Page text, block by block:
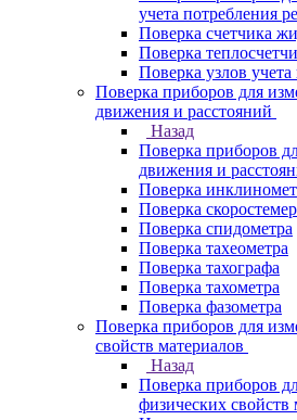
учета потребления
Поверка счетчика
Поверка
Поверка узлов
Поверка приборов для
движения и расстояний
Назад
Поверка приборов
движения и
Поверка
Поверка
Поверка спидометра
Поверка тахеометра
Поверка тахографа
Поверка тахометра
Поверка фазометра
Поверка приборов для
свойств материалов
Назад
Поверка приборов
физических свойств